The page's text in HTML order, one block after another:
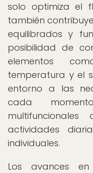
solo optimiza el
también
equilibrados y
posibilidad de
elementos
temperatura y el
entorno a las
cada
actividades
individuales.
Los avances